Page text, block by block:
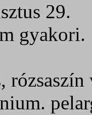
29.
gyakori.